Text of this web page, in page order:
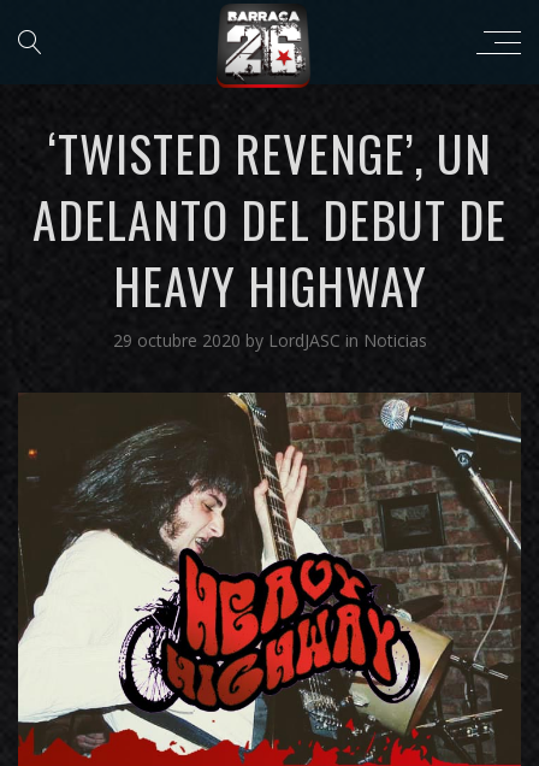
‘TWISTED REVENGE’, UN
ADELANTO DEL DEBUT DE
HEAVY HIGHWAY
29 octubre 2020 by LordJASC in Noticias